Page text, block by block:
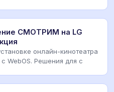
СМОТРИМ на LG
онлайн-кинотеатра
WebOS. Решения для с